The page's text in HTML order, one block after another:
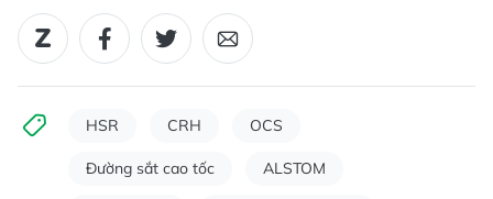
HSR CRH OCS
Đường sắt cao tốc ALSTOM